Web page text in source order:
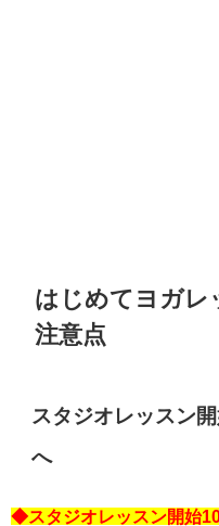
はじめてヨガレ
注意点
スタジオレッスン
へ
◆スタジオレッスン開始